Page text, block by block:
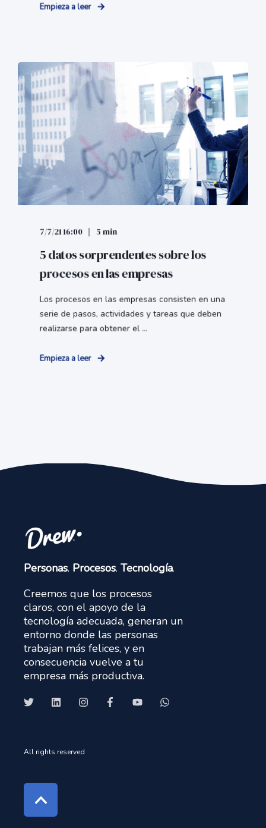
Empieza a leer
7/7/21 16:00 5 min
5 datos sorprendentes sobre los
procesos en las empresas
Los procesos en las empresas consisten en una
serie de pasos, actividades y tareas que deben
realizarse para obtener el ...
Empieza a leer
Personas. Procesos. Tecnología.
Creemos que los procesos
claros, con el apoyo de la
tecnología adecuada, generan un
entorno donde las personas
trabajan más felices, y en
consecuencia vuelve a tu
empresa más productiva.
All rights reserved